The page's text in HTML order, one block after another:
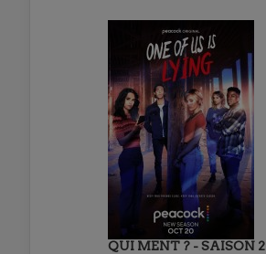
QUI MENT ? - SAISON 2